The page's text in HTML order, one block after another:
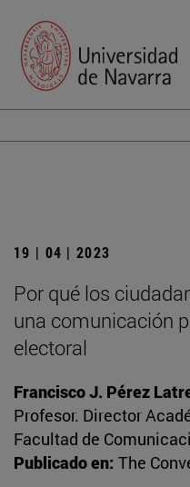
19 | 04 | 2023
Por qué los
una comunicación
electoral
Francisco J. Pérez
Profesor. Director
Facultad de
Publicado en: The